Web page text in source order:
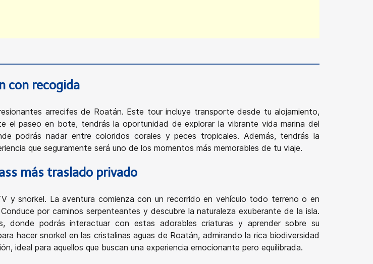
con recogida
arrecifes de Roatán. Este tour incluye transporte desde tu alojamiento,
el paseo en bote, tendrás la oportunidad de explorar la vibrante vida marina del
podrás nadar entre coloridos corales y peces tropicales. Además, tendrás la
que seguramente será uno de los momentos más memorables de tu viaje.
más traslado privado
y snorkel. La aventura comienza con un recorrido en vehículo todo terreno o en
por caminos serpenteantes y descubre la naturaleza exuberante de la isla.
donde podrás interactuar con estas adorables criaturas y aprender sobre su
hacer snorkel en las cristalinas aguas de Roatán, admirando la rica biodiversidad
ideal para aquellos que buscan una experiencia emocionante pero equilibrada.